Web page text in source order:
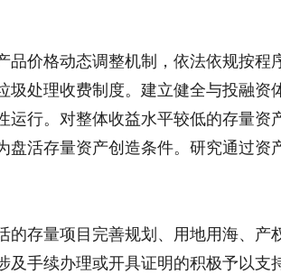
品价格动态调整机制，依法依规按程
处理收费制度。建立健全与投融资
行。对整体收益水平较低的存量资
活存量资产创造条件。研究通过资
的存量项目完善规划、用地用海、产
手续办理或开具证明的积极予以支